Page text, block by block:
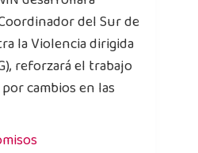
del Sur de
la Violencia dirigida
reforzará el trabajo
cambios en las